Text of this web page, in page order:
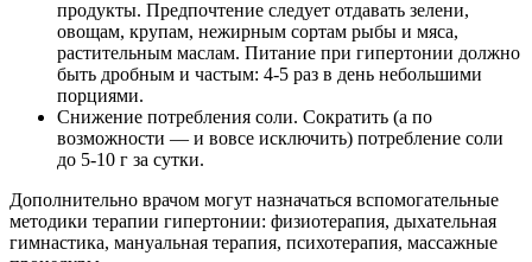
продукты. Предпочтение следует отдавать зелени,
овощам, крупам, нежирным сортам рыбы и мяса,
растительным маслам. Питание при гипертонии должно
быть дробным и частым: 4-5 раз в день небольшими
порциями.
Снижение потребления соли. Сократить (а по
возможности — и вовсе исключить) потребление соли
до 5-10 г за сутки.
Дополнительно врачом могут назначаться вспомогательные
методики терапии гипертонии: физиотерапия, дыхательная
гимнастика, мануальная терапия, психотерапия, массажные